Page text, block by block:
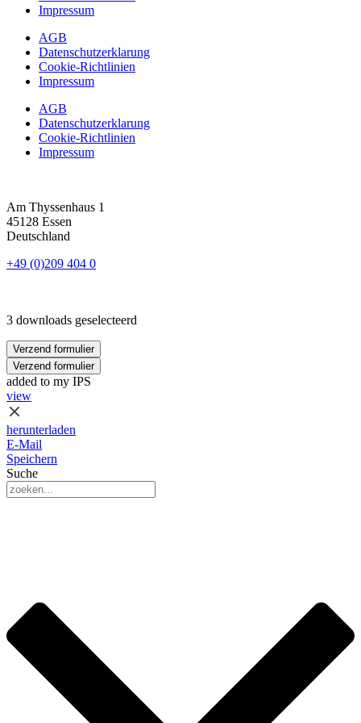
Impressum
AGB
Datenschutzerklarung
Cookie-Richtlinien
Impressum
AGB
Datenschutzerklarung
Cookie-Richtlinien
Impressum
Am Thyssenhaus 1
45128 Essen
Deutschland
+49 (0)209 404 0
3 downloads geselecteerd
Verzend formulier
Verzend formulier
added to my IPS
view
herunterladen
E-Mail
Speichern
Suche